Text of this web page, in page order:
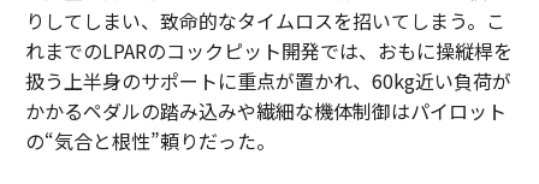
りしてしまい、致命的なタイムロスを招いてしまう。こ
れまでのLPARのコックピット開発では、おもに操縦桿を
扱う上半身のサポートに重点が置かれ、60kg近い負荷が
かかるペダルの踏み込みや繊細な機体制御はパイロット
の“気合と根性”頼りだった。